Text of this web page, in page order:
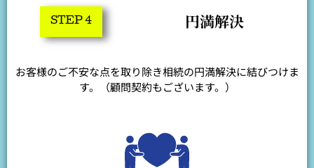
STEP 4 円満解決
お客様のご不安な点を取り除き相続の円満解決に結びつけま
す。（顧問契約もございます。）